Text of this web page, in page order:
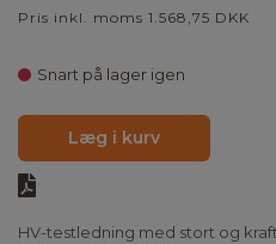
Pris inkl. moms 1.568,75 DKK
Snart på lager igen
Læg i kurv
HV-testledning med stort og